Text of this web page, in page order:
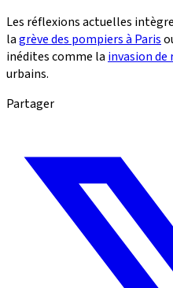
Les réflexions actuelles
lagrève des pompiers à Paris
inédites comme la invasion de
urbains.
Partager